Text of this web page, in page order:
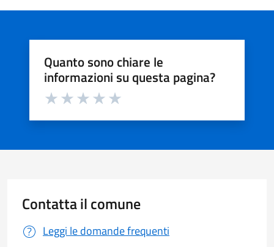
Quanto sono chiare le
informazioni su questa pagina?
Valuta da 1 a 5 stelle la pagina
Contatta il comune
Leggi le domande frequenti